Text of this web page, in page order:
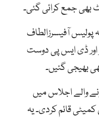
بھی جمع کرائی گئی۔
پولیس آفیسرزالطاف
اور ڈی ایس پی دوست
بھیجی گئیں۔
والے اجلاس میں
قائم کردی۔ یہ